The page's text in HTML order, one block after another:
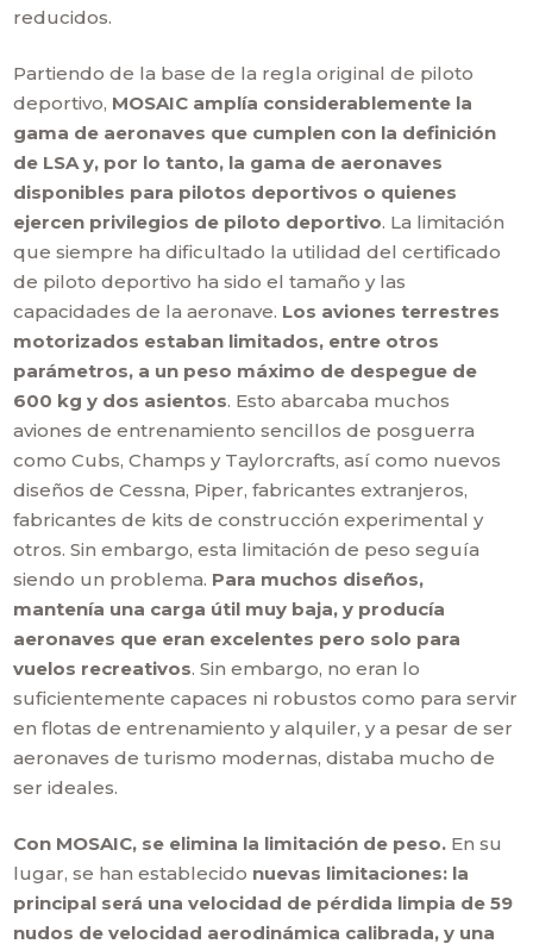
reducidos.
Partiendo de la base de la regla original de piloto
deportivo, MOSAIC amplía considerablemente la
gama de aeronaves que cumplen con la definición
de LSA y, por lo tanto, la gama de aeronaves
disponibles para pilotos deportivos o quienes
ejercen privilegios de piloto deportivo. La limitación
que siempre ha dificultado la utilidad del certificado
de piloto deportivo ha sido el tamaño y las
capacidades de la aeronave. Los aviones terrestres
motorizados estaban limitados, entre otros
parámetros, a un peso máximo de despegue de
600 kg y dos asientos. Esto abarcaba muchos
aviones de entrenamiento sencillos de posguerra
como Cubs, Champs y Taylorcrafts, así como nuevos
diseños de Cessna, Piper, fabricantes extranjeros,
fabricantes de kits de construcción experimental y
otros. Sin embargo, esta limitación de peso seguía
siendo un problema. Para muchos diseños,
mantenía una carga útil muy baja, y producía
aeronaves que eran excelentes pero solo para
vuelos recreativos. Sin embargo, no eran lo
suficientemente capaces ni robustos como para servir
en flotas de entrenamiento y alquiler, y a pesar de ser
aeronaves de turismo modernas, distaba mucho de
ser ideales.
Con MOSAIC, se elimina la limitación de peso. En su
lugar, se han establecido nuevas limitaciones: la
principal será una velocidad de pérdida limpia de 59
nudos de velocidad aerodinámica calibrada, y una